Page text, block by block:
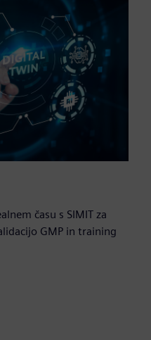
času s SIMIT za
GMP in training